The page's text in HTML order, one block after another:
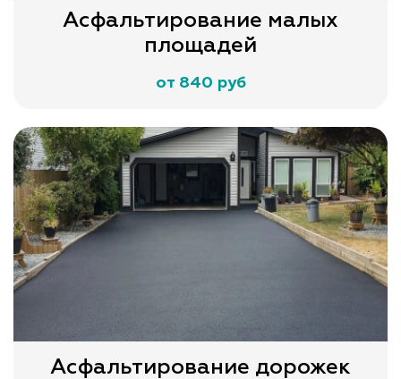
Асфальтирование малых
площадей
от 840 руб
Асфальтирование дорожек